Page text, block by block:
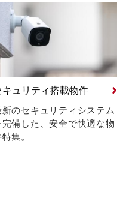
キュリティ搭載物件
新のセキュリティシステム
完備した、安全で快適な物
集。